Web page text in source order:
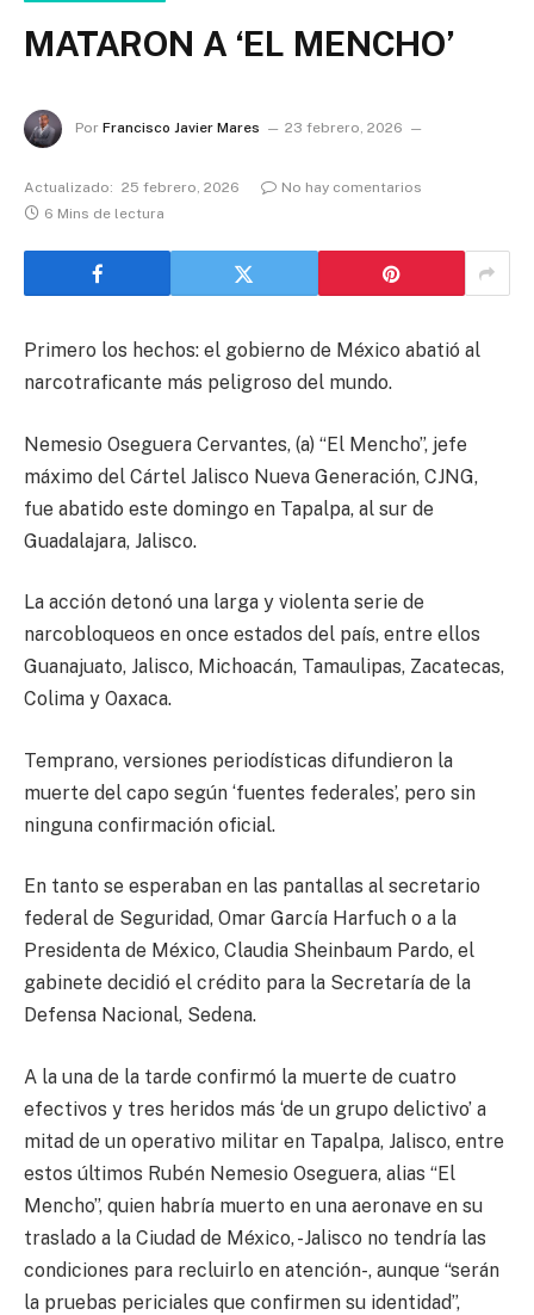
MATARON A ‘EL MENCHO’
Por Francisco Javier Mares 23 febrero, 2026
Actualizado: 25 febrero, 2026
No hay comentarios
6 Mins de lectura
Primero los hechos: el gobierno de México abatió al
narcotraficante más peligroso del mundo.
Nemesio Oseguera Cervantes, (a) “El Mencho”, jefe
máximo del Cártel Jalisco Nueva Generación, CJNG,
fue abatido este domingo en Tapalpa, al sur de
Guadalajara, Jalisco.
La acción detonó una larga y violenta serie de
narcobloqueos en once estados del país, entre ellos
Guanajuato, Jalisco, Michoacán, Tamaulipas, Zacatecas,
Colima y Oaxaca.
Temprano, versiones periodísticas difundieron la
muerte del capo según ‘fuentes federales’, pero sin
ninguna confirmación oficial.
En tanto se esperaban en las pantallas al secretario
federal de Seguridad, Omar García Harfuch o a la
Presidenta de México, Claudia Sheinbaum Pardo, el
gabinete decidió el crédito para la Secretaría de la
Defensa Nacional, Sedena.
A la una de la tarde confirmó la muerte de cuatro
efectivos y tres heridos más ‘de un grupo delictivo’ a
mitad de un operativo militar en Tapalpa, Jalisco, entre
estos últimos Rubén Nemesio Oseguera, alias “El
Mencho”, quien habría muerto en una aeronave en su
traslado a la Ciudad de México, -Jalisco no tendría las
condiciones para recluirlo en atención-, aunque “serán
la pruebas periciales que confirmen su identidad”,